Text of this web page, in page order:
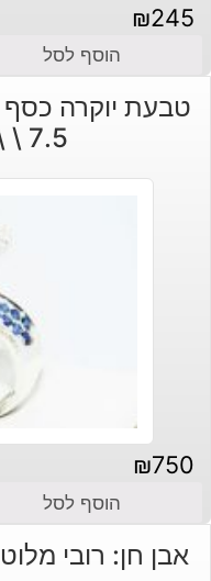
₪245
הוסף לסל
טבעת יוקרה כסף
7.5 \ \ 7.25 \ 9.75
₪750
הוסף לסל